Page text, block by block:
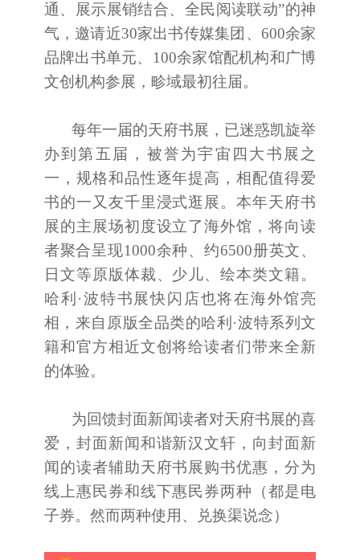
通、展示展销结合、全民阅读联动”的神
气，邀请近30家出书传媒集团、600余家
品牌出书单元、100余家馆配机构和广博
文创机构参展，畛域最初往届。
每年一届的天府书展，已迷惑凯旋举
办到第五届，被誉为宇宙四大书展之
一，规格和品性逐年提高，相配值得爱
书的一又友千里浸式逛展。本年天府书
展的主展场初度设立了海外馆，将向读
者聚合呈现1000余种、约6500册英文、
日文等原版体裁、少儿、绘本类文籍。
哈利·波特书展快闪店也将在海外馆亮
相，来自原版全品类的哈利·波特系列文
籍和官方相近文创将给读者们带来全新
的体验。
为回馈封面新闻读者对天府书展的喜
爱，封面新闻和谐新汉文轩，向封面新
闻的读者辅助天府书展购书优惠，分为
线上惠民券和线下惠民券两种（都是电
子券。然而两种使用、兑换渠说念）